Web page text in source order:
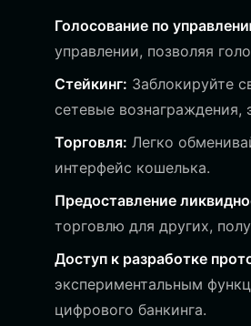
Голосование по
управлении, позволяя
Стейкинг: Заблокируйте
сетевые
Торговля: Легко
интерфейс кошелька.
Предоставление
торговлю для других,
Доступ к разработке
экспериментальным
цифрового банкинга.